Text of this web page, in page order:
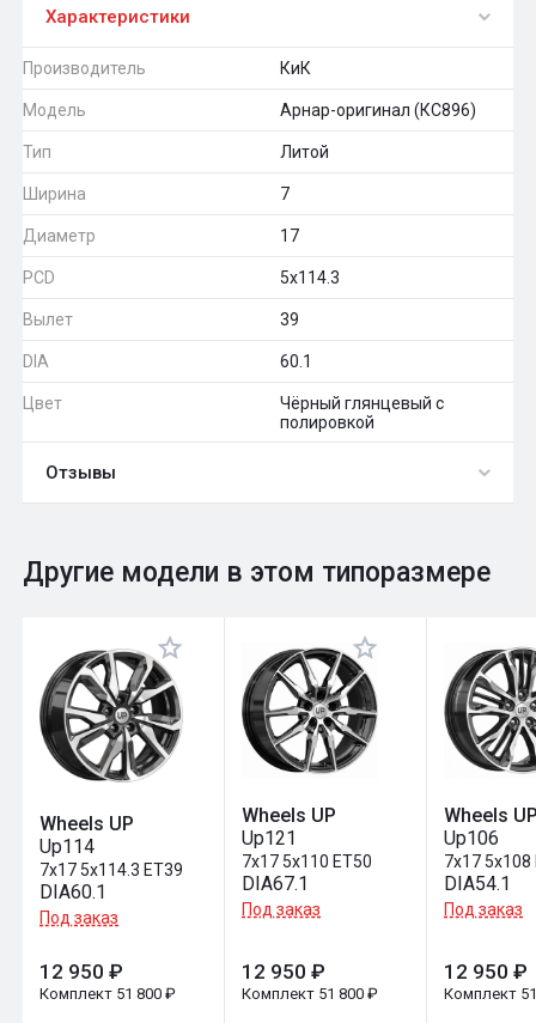
Характеристики
Производитель КиК
Модель Арнар-оригинал (КС896)
Тип Литой
Ширина 7
Диаметр 17
PCD 5x114.3
Вылет 39
DIA 60.1
Цвет
Чёрный глянцевый с
полировкой
Отзывы
Оставить отзыв
Общий рейтинг 0
Другие модели в этом типоразмере
Wheels UP
Up114
7x17 5x114.3 ET39
DIA60.1
Под заказ
12 950 ₽
Комплект 51 800 ₽
Wheels UP
Up121
7x17 5x110 ET50
DIA67.1
Под заказ
12 950 ₽
Комплект 51 800 ₽
Wheels
Up106
7x17 5x108
DIA54.1
Под заказ
12 950 ₽
Комплект